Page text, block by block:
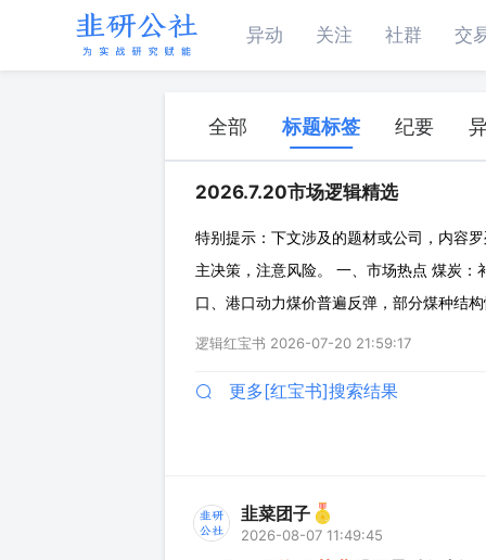
异动 关注 社群 交
全部 标题标签 纪要
2026.7.20市场逻辑精选
特别提示：下文涉及的题材或公司，内容
主决策，注意风险。 一、市场热点 煤炭
口、港口动力煤价普遍反弹，部分煤种结
量同比骤降9.7%，创近十年最大降幅。 ◇
逻辑红宝书 2026-07-20 21:59:17
更多[红宝书]搜索结果
韭菜团子
2026-08-07 11:49:45